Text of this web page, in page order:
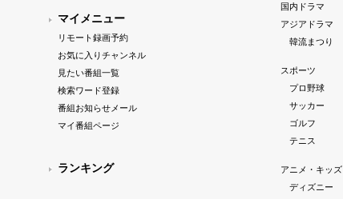
マイメニュー
リモート録画予約
お気に入りチャンネル
見たい番組一覧
検索ワード登録
番組お知らせメール
マイ番組ページ
ランキング
国内ドラマ
アジアドラマ
韓流まつり
スポーツ
プロ野球
サッカー
ゴルフ
テニス
アニメ・キッズ
ディズニー